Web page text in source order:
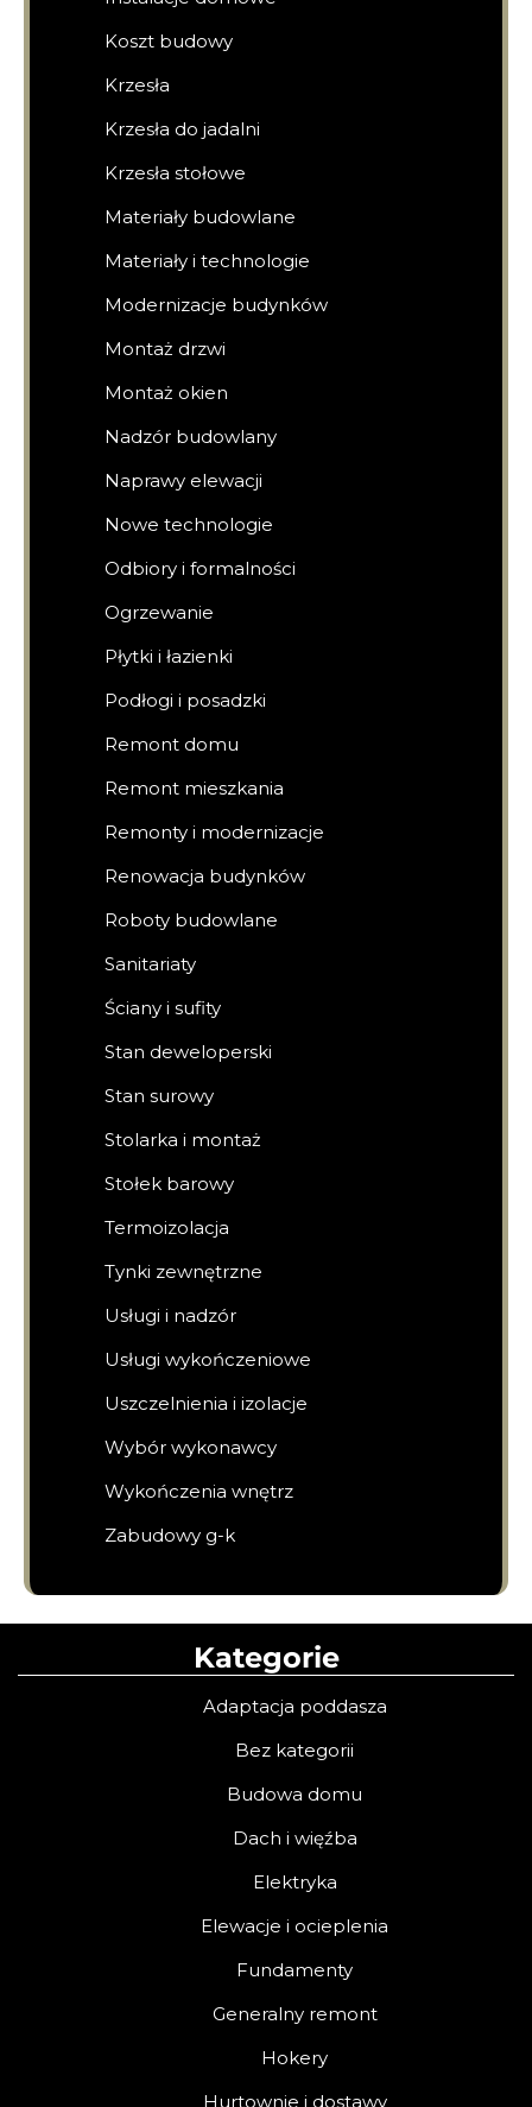
Koszt budowy
Krzesła
Krzesła do jadalni
Krzesła stołowe
Materiały budowlane
Materiały i technologie
Modernizacje budynków
Montaż drzwi
Montaż okien
Nadzór budowlany
Naprawy elewacji
Nowe technologie
Odbiory i formalności
Ogrzewanie
Płytki i łazienki
Podłogi i posadzki
Remont domu
Remont mieszkania
Remonty i modernizacje
Renowacja budynków
Roboty budowlane
Sanitariaty
Ściany i sufity
Stan deweloperski
Stan surowy
Stolarka i montaż
Stołek barowy
Termoizolacja
Tynki zewnętrzne
Usługi i nadzór
Usługi wykończeniowe
Uszczelnienia i izolacje
Wybór wykonawcy
Wykończenia wnętrz
Zabudowy g-k
Kategorie
Adaptacja poddasza
Bez kategorii
Budowa domu
Dach i więźba
Elektryka
Elewacje i ocieplenia
Fundamenty
Generalny remont
Hokery
Hurtownie i dostawy